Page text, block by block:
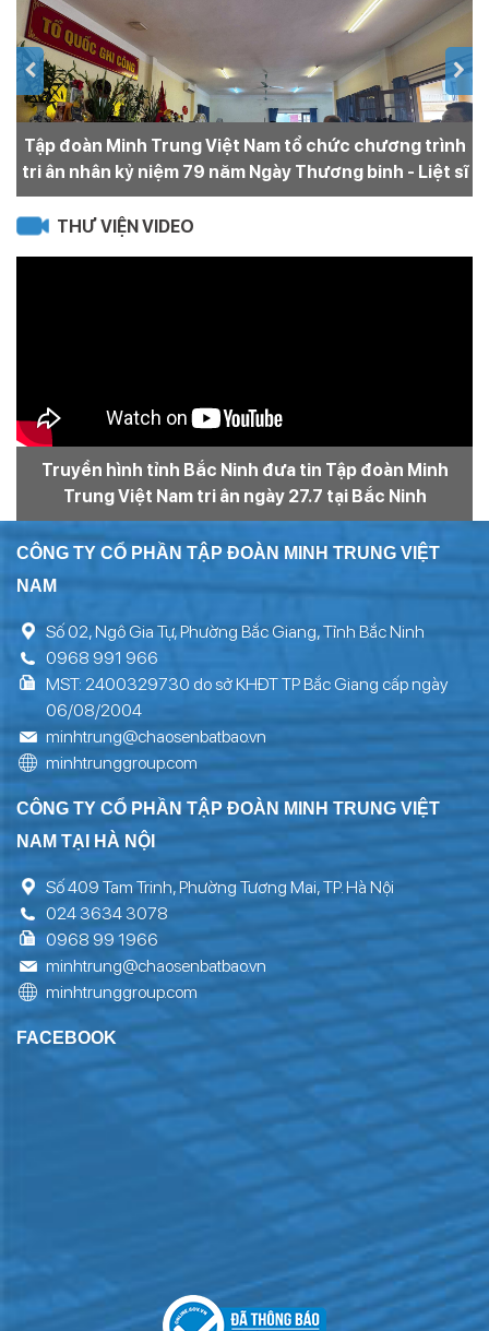
Tập đoàn Minh Trung Việt Nam tổ chức chương trình
tri ân nhân kỷ niệm 79 năm Ngày Thương binh - Liệt sĩ
THƯ VIỆN VIDEO
Truyền hình tỉnh Bắc Ninh đưa tin Tập đoàn Minh
Trung Việt Nam tri ân ngày 27.7 tại Bắc Ninh
CÔNG TY CỔ PHẦN TẬP ĐOÀN MINH TRUNG VIỆT
NAM
Số 02, Ngô Gia Tự, Phường Bắc Giang, Tỉnh Bắc Ninh
0968 991 966
MST: 2400329730 do sở KHĐT TP Bắc Giang cấp ngày
06/08/2004
minhtrung@chaosenbatbao.vn
minhtrunggroup.com
CÔNG TY CỔ PHẦN TẬP ĐOÀN MINH TRUNG VIỆT
NAM TẠI HÀ NỘI
Số 409 Tam Trinh, Phường Tương Mai, TP. Hà Nội
024 3634 3078
0968 99 1966
minhtrung@chaosenbatbao.vn
minhtrunggroup.com
FACEBOOK